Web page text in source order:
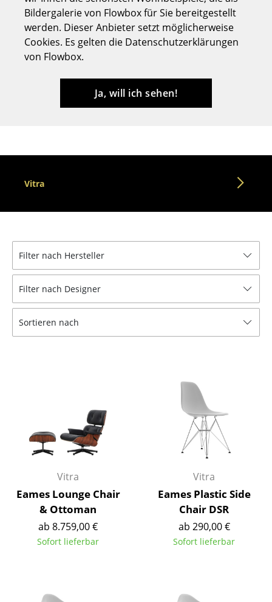
Couchtische
Schreibtische
Konferenztische
... alle Tische
Aufbewahren
Regale & Schränke
Bücherregale
Beistell- & Rollcontainer
Barmöbel
Kleinaufbewahrung
Einzelteile
... alle Aufbewahrungsmöbel
Hängeleuchten & Deckenleuchten
Bildergalerie von Flowbox für Sie bereitgestellt
werden. Dieser Anbieter setzt möglicherweise
Cookies. Es gelten die Datenschutzerklärungen
von Flowbox.
Ja, will ich sehen!
Vitra
Filter nach Hersteller
Filter nach Designer
Sortieren nach
Vitra
Eames Lounge Chair
& Ottoman
ab 8.759,00 €
Sofort lieferbar
Vitra
Eames Plastic Side
Chair DSR
ab 290,00 €
Sofort lieferbar